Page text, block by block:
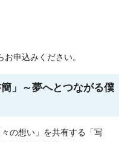
申込みください。
」～夢へとつながる僕
の想い」を共有する「写